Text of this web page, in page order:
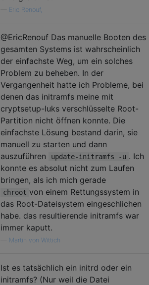
Eric Renouf,
@EricRenouf Das manuelle Booten des
gesamten Systems ist wahrscheinlich
der einfachste Weg, um ein solches
Problem zu beheben. In der
Vergangenheit hatte ich Probleme, bei
denen das initramfs meine mit
cryptsetup-luks verschlüsselte Root-
Partition nicht öffnen konnte. Die
einfachste Lösung bestand darin, sie
manuell zu starten und dann
auszuführen
update-initramfs -u . Ich
konnte es absolut nicht zum Laufen
bringen, als ich mich gerade
chroot von einem Rettungssystem in
das Root-Dateisystem eingeschlichen
habe. das resultierende initramfs war
immer kaputt.
Martin von Wittich
Ist es tatsächlich ein initrd oder ein
initramfs? (Nur weil die Datei